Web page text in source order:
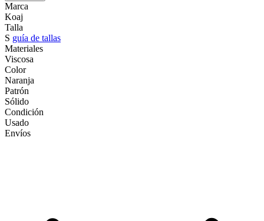
Marca
Koaj
Talla
S guía de tallas
Materiales
Viscosa
Color
Naranja
Patrón
Sólido
Condición
Usado
Envíos